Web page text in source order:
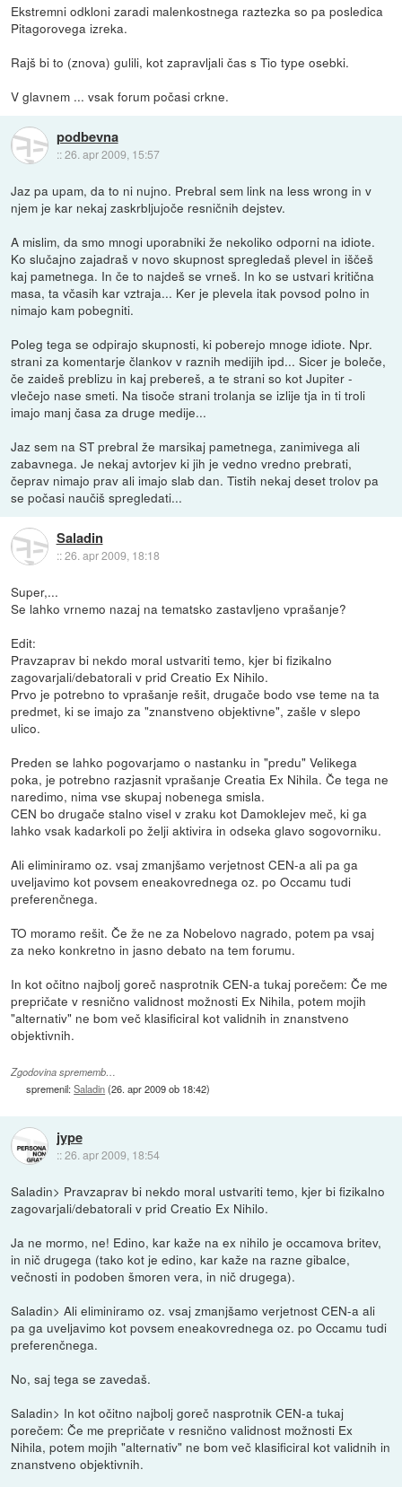
Ekstremni odkloni zaradi malenkostnega raztezka so pa posledica
Pitagorovega izreka.
Rajš bi to (znova) gulili, kot zapravljali čas s Tio type osebki.
V glavnem ... vsak forum počasi crkne.
podbevna
::26. apr 2009, 15:57
Jaz pa upam, da to ni nujno. Prebral sem link na less wrong in v
njem je kar nekaj zaskrbljujoče resničnih dejstev.
A mislim, da smo mnogi uporabniki že nekoliko odporni na idiote.
Ko slučajno zajadraš v novo skupnost spregledaš plevel in iščeš
kaj pametnega. In če to najdeš se vrneš. In ko se ustvari kritična
masa, ta včasih kar vztraja... Ker je plevela itak povsod polno in
nimajo kam pobegniti.
Poleg tega se odpirajo skupnosti, ki poberejo mnoge idiote. Npr.
strani za komentarje člankov v raznih medijih ipd... Sicer je boleče,
če zaideš preblizu in kaj prebereš, a te strani so kot Jupiter -
vlečejo nase smeti. Na tisoče strani trolanja se izlije tja in ti troli
imajo manj časa za druge medije...
Jaz sem na ST prebral že marsikaj pametnega, zanimivega ali
zabavnega. Je nekaj avtorjev ki jih je vedno vredno prebrati,
čeprav nimajo prav ali imajo slab dan. Tistih nekaj deset trolov pa
se počasi naučiš spregledati...
Saladin
::26. apr 2009, 18:18
Super,...
Se lahko vrnemo nazaj na tematsko zastavljeno vprašanje?
Edit:
Pravzaprav bi nekdo moral ustvariti temo, kjer bi fizikalno
zagovarjali/debatorali v prid Creatio Ex Nihilo.
Prvo je potrebno to vprašanje rešit, drugače bodo vse teme na ta
predmet, ki se imajo za "znanstveno objektivne", zašle v slepo
ulico.
Preden se lahko pogovarjamo o nastanku in "predu" Velikega
poka, je potrebno razjasnit vprašanje Creatia Ex Nihila. Če tega ne
naredimo, nima vse skupaj nobenega smisla.
CEN bo drugače stalno visel v zraku kot Damoklejev meč, ki ga
lahko vsak kadarkoli po želji aktivira in odseka glavo sogovorniku.
Ali eliminiramo oz. vsaj zmanjšamo verjetnost CEN-a ali pa ga
uveljavimo kot povsem eneakovrednega oz. po Occamu tudi
preferenčnega.
TO moramo rešit. Če že ne za Nobelovo nagrado, potem pa vsaj
za neko konkretno in jasno debato na tem forumu.
In kot očitno najbolj goreč nasprotnik CEN-a tukaj porečem: Če me
prepričate v resnično validnost možnosti Ex Nihila, potem mojih
"alternativ" ne bom več klasificiral kot validnih in znanstveno
objektivnih.
Zgodovina sprememb…
spremenil:Saladin(26. apr 2009 ob 18:42)
jype
::26. apr 2009, 18:54
Saladin> Pravzaprav bi nekdo moral ustvariti temo, kjer bi fizikalno
zagovarjali/debatorali v prid Creatio Ex Nihilo.
Ja ne mormo, ne! Edino, kar kaže na ex nihilo je occamova britev,
in nič drugega (tako kot je edino, kar kaže na razne gibalce,
večnosti in podoben šmoren vera, in nič drugega).
Saladin> Ali eliminiramo oz. vsaj zmanjšamo verjetnost CEN-a ali
pa ga uveljavimo kot povsem eneakovrednega oz. po Occamu tudi
preferenčnega.
No, saj tega se zavedaš.
Saladin> In kot očitno najbolj goreč nasprotnik CEN-a tukaj
porečem: Če me prepričate v resnično validnost možnosti Ex
Nihila, potem mojih "alternativ" ne bom več klasificiral kot validnih in
znanstveno objektivnih.